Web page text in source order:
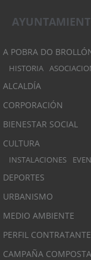
A POBRA DO
HISTORIA
ALCALDÍA
CORPORACIÓN
BIENESTAR SOCIAL
CULTURA
INSTALACIONES
DEPORTES
URBANISMO
MEDIO AMBIENTE
PERFIL CONTRATANTE
CAMPAÑA